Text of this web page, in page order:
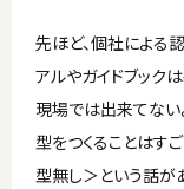
先ほど、個社による
アルやガイドブック
現場では出来てない
型をつくることはす
型無し＞という話が